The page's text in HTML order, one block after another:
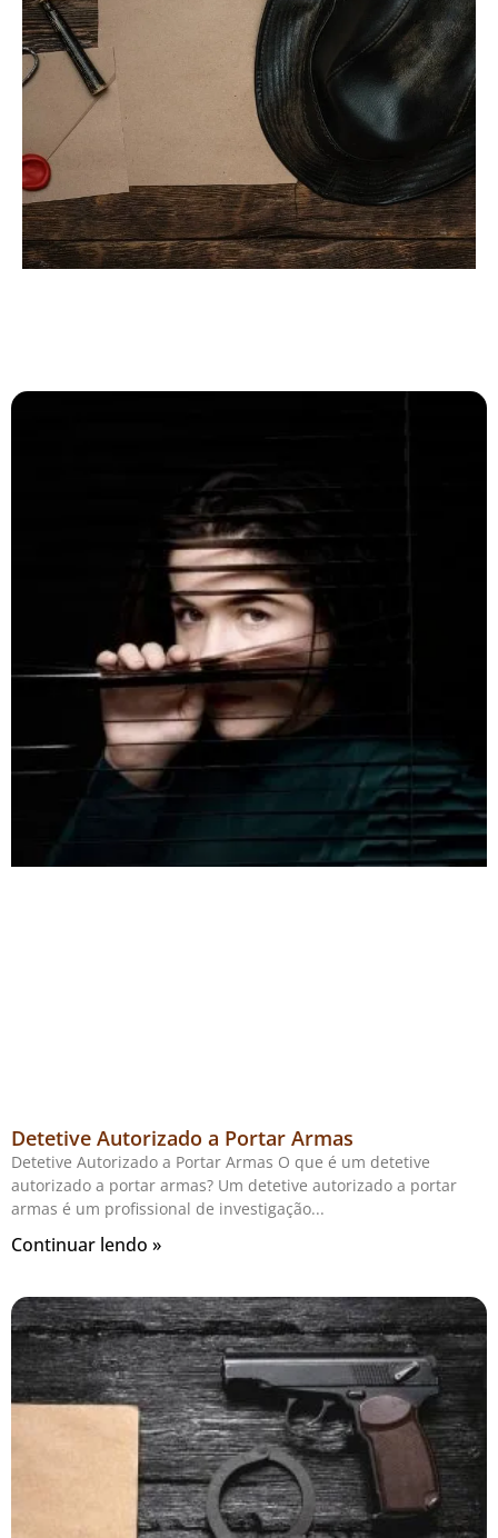
Detetive Autorizado a Portar Armas
Detetive Autorizado a Portar Armas O que é um detetive
autorizado a portar armas? Um detetive autorizado a portar
armas é um profissional de investigação
Continuar lendo »